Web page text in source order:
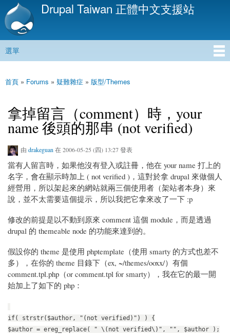
移
內
Drupal Taiwan 正體中文支援站
主選單
選單
您在這裡
首頁 » Forums » 疑難雜症 » 版型/Themes
拿掉留言（comment）時，your
name 後頭的那串 (not verified)
由 drakeguan 在 2006-05-25 (四) 13:27 發表
當有人留言時，如果他沒有登入或註冊，他在 your name 打上的
名字，會在顯示時加上 ( not verified )，這對於拿 drupal 來做個人
經營用，所以架起來的網站就兩三個使用者（架站者本身）來
說，並不太需要這個提示，所以我把它拿來改了一下 :p
修改的前提是以不動到原來 comment 這個 module，而是透過
drupal 的 themeable node 的功能來達到的。
假設你的 theme 是使用 phptemplate（使用 smarty 的方式也差不
多），在你的 theme 目錄下（ex, ~/themes/ooxx/）有個
comment.tpl.php（or comment.tpl for smarty），我在它的最一開
始加上了如下的 php：
if( strstr($author, "(not verified)") ) {
$author = ereg_replace( " \(not verified\)", "", $author );